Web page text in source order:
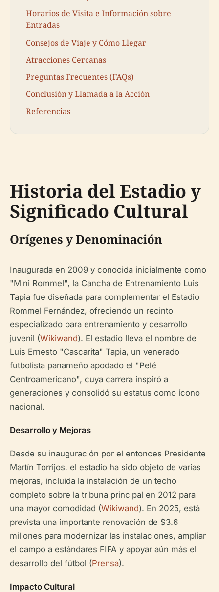
Horarios de Visita e Información sobre
Entradas
Consejos de Viaje y Cómo Llegar
Atracciones Cercanas
Preguntas Frecuentes (FAQs)
Conclusión y Llamada a la Acción
Referencias
Historia del Estadio y
Significado Cultural
Orígenes y Denominación
Inaugurada en 2009 y conocida inicialmente como
"Mini Rommel", la Cancha de Entrenamiento Luis
Tapia fue diseñada para complementar el Estadio
Rommel Fernández, ofreciendo un recinto
especializado para entrenamiento y desarrollo
juvenil (Wikiwand). El estadio lleva el nombre de
Luis Ernesto "Cascarita" Tapia, un venerado
futbolista panameño apodado el "Pelé
Centroamericano", cuya carrera inspiró a
generaciones y consolidó su estatus como ícono
nacional.
Desarrollo y Mejoras
Desde su inauguración por el entonces Presidente
Martín Torrijos, el estadio ha sido objeto de varias
mejoras, incluida la instalación de un techo
completo sobre la tribuna principal en 2012 para
una mayor comodidad (Wikiwand). En 2025, está
prevista una importante renovación de $3.6
millones para modernizar las instalaciones, ampliar
el campo a estándares FIFA y apoyar aún más el
desarrollo del fútbol (Prensa).
Impacto Cultural